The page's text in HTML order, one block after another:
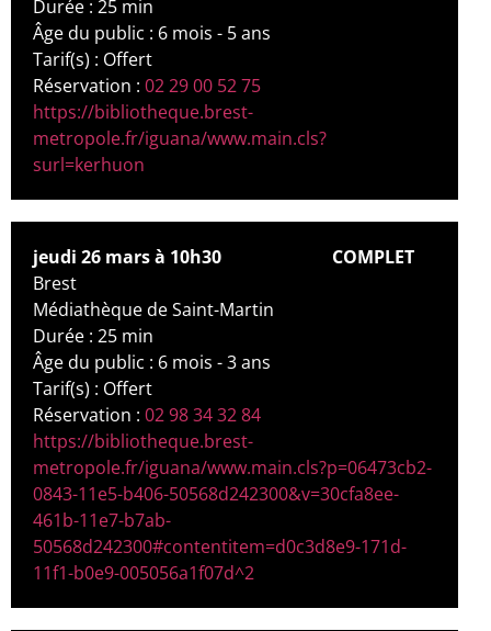
Durée : 25 min
Âge du public : 6 mois - 5 ans
Tarif(s) : Offert
Réservation : 02 29 00 52 75
https://bibliotheque.brest-
metropole.fr/iguana/www.main.cls?
surl=kerhuon
jeudi 26 mars à 10h30
COMPLET
Brest
Médiathèque de Saint-Martin
Durée : 25 min
Âge du public : 6 mois - 3 ans
Tarif(s) : Offert
Réservation : 02 98 34 32 84
https://bibliotheque.brest-
metropole.fr/iguana/www.main.cls?p=06473cb2-
0843-11e5-b406-50568d242300&v=30cfa8ee-
461b-11e7-b7ab-
50568d242300#contentitem=d0c3d8e9-171d-
11f1-b0e9-005056a1f07d^2